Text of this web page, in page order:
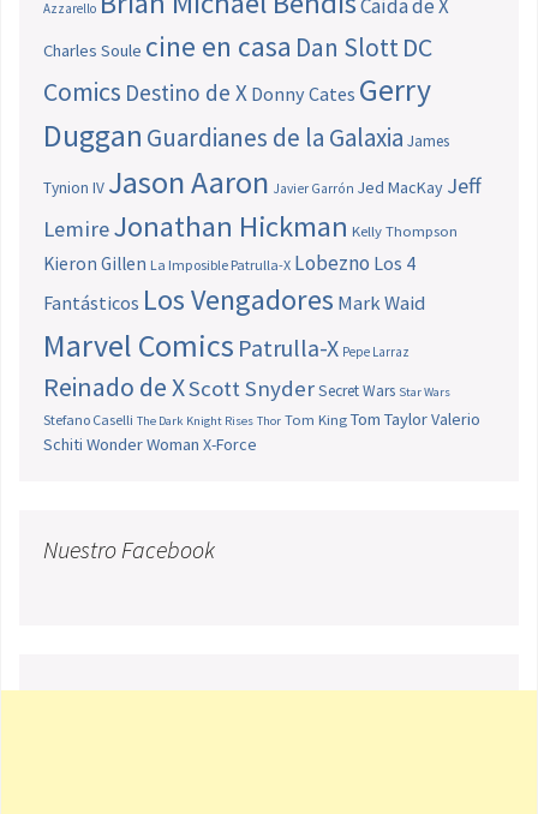
Azzarello Caída de X
Charles Soule cine en casa Dan SlottDC
Comics Destino de X Donny Cates Gerry
Duggan Guardianes de la Galaxia James
Tynion IV Jason Aaron Javier Garrón Jed MacKay Jeff
LemireJonathan Hickman Kelly Thompson
Kieron Gillen La Imposible Patrulla-X Lobezno Los 4
Fantásticos Los Vengadores Mark Waid
Marvel Comics Patrulla-X Pepe Larraz
Reinado de XScott SnyderSecret Wars Star Wars
Stefano Caselli The Dark Knight Rises Thor Tom King Tom TaylorValerio
Schiti Wonder Woman X-Force
Nuestro Facebook